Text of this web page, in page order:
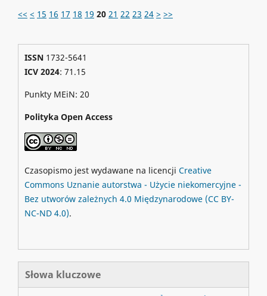
<< < 15 16 17 18 19 20 21 22 23 24 > >>
ISSN1732-5641
ICV 2024: 71.15
Punkty MEiN: 20
Polityka Open Access
Czasopismo jest wydawane na licencji Creative
Commons Uznanie autorstwa - Użycie niekomercyjne -
Bez utworów zależnych 4.0 Międzynarodowe (CC BY-
NC-ND 4.0).
Słowa kluczowe